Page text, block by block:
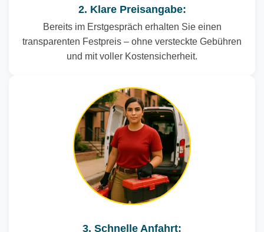
2. Klare Preisangabe:
Bereits im Erstgespräch erhalten Sie einen
transparenten Festpreis – ohne versteckte Gebühren
und mit voller Kostensicherheit.
3. Schnelle Anfahrt: